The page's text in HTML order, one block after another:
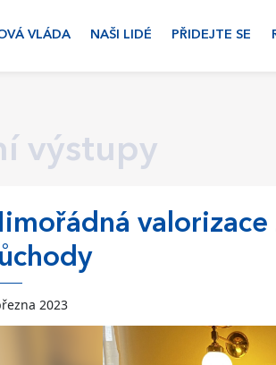
VLÁDA NAŠI LIDÉ PŘIDEJTE SE
výstupy
2023